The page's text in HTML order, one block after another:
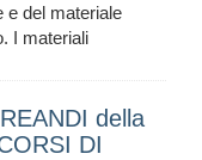
e del materiale
I materiali
della
DI